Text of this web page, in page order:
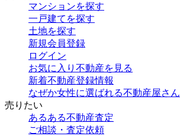
マンションを探す
一戸建てを探す
土地を探す
新規会員登録
ログイン
お気に入り不動産を見る
新着不動産登録情報
なぜか女性に選ばれる不動産屋さん
売りたい
あるある不動産査定
ご相談・査定依頼